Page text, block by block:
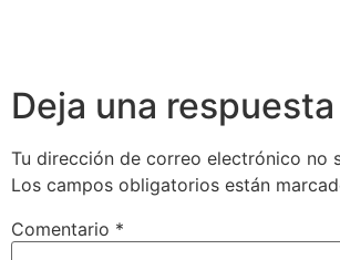
Deja una respuesta
Tu dirección de correo electrónico no
Los campos obligatorios están
Comentario *